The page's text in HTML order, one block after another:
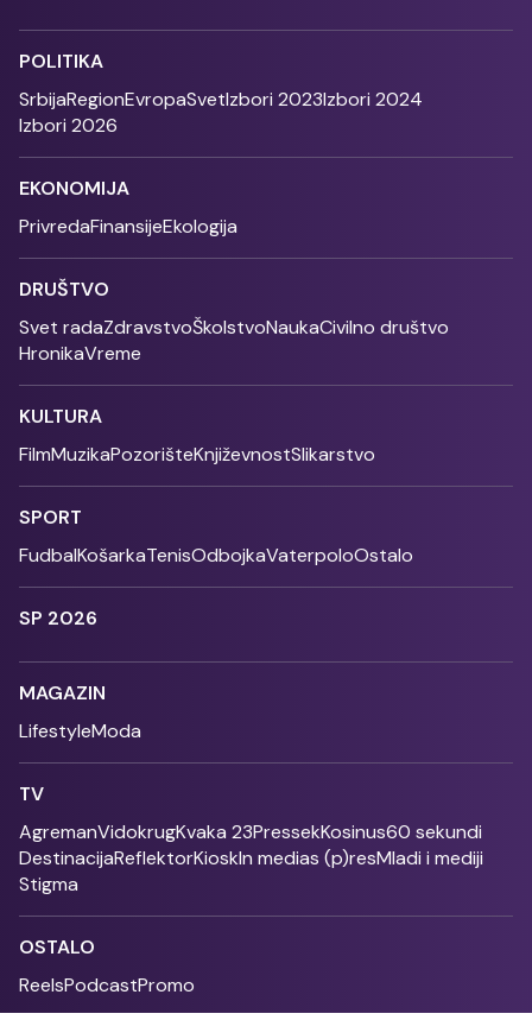
POLITIKA
SrbijaRegionEvropaSvetIzbori 2023Izbori 2024
Izbori 2026
EKONOMIJA
PrivredaFinansijeEkologija
DRUŠTVO
Svet radaZdravstvoŠkolstvoNaukaCivilno društvo
HronikaVreme
KULTURA
FilmMuzikaPozorišteKnjiževnostSlikarstvo
SPORT
FudbalKošarkaTenisOdbojkaVaterpoloOstalo
SP 2026
MAGAZIN
LifestyleModa
TV
AgremanVidokrugKvaka 23PressekKosinus60 sekundi
DestinacijaReflektorKioskIn medias (p)resMladi i mediji
Stigma
OSTALO
ReelsPodcastPromo